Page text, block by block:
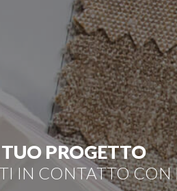
PROGETTO
IN CONTATTO